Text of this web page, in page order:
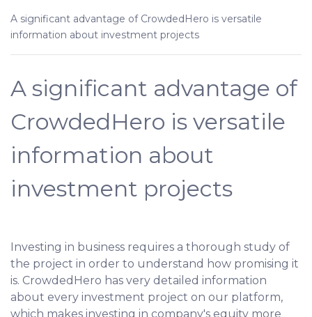
A significant advantage of CrowdedHero is versatile
information about investment projects
A significant advantage of
CrowdedHero is versatile
information about
investment projects
Investing in business requires a thorough study of
the project in order to understand how promising it
is. CrowdedHero has very detailed information
about every investment project on our platform,
which makes investing in company's equity more